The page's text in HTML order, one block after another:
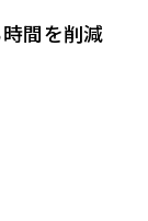
間を削減